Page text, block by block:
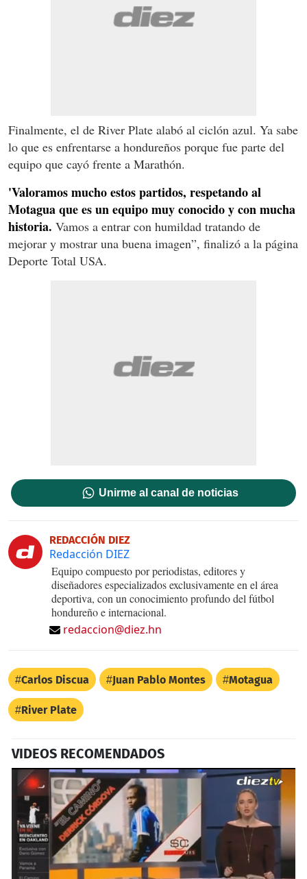
Finalmente, el de River Plate alabó al ciclón azul. Ya sabe
lo que es enfrentarse a hondureños porque fue parte del
equipo que cayó frente a Marathón.
'Valoramos mucho estos partidos, respetando al
Motagua que es un equipo muy conocido y con mucha
historia. Vamos a entrar con humildad tratando de
mejorar y mostrar una buena imagen”, finalizó a la página
Deporte Total USA.
Unirme al canal de noticias
REDACCIÓN DIEZ
Redacción DIEZ
Equipo compuesto por periodistas, editores y
diseñadores especializados exclusivamente en el área
deportiva, con un conocimiento profundo del fútbol
hondureño e internacional.
redaccion@diez.hn
Carlos Discua Juan Pablo Montes Motagua
River Plate
VIDEOS RECOMENDADOS